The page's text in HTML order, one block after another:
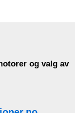
og valg av